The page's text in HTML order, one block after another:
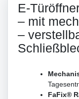
E-
– mit
–
FaFix®